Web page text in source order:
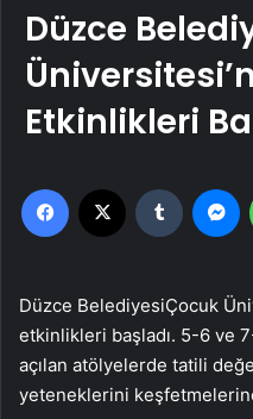
Düzce
Etkinlikleri
Facebook Tumblr
Düzce BelediyesiÇocuk
etkinlikleri başladı. 5-6 ve
açılan atölyelerde tatili
yeteneklerini